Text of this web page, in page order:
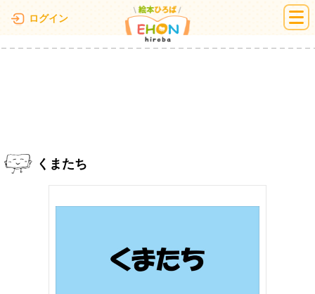
ログイン 絵本ひろば
くまたち